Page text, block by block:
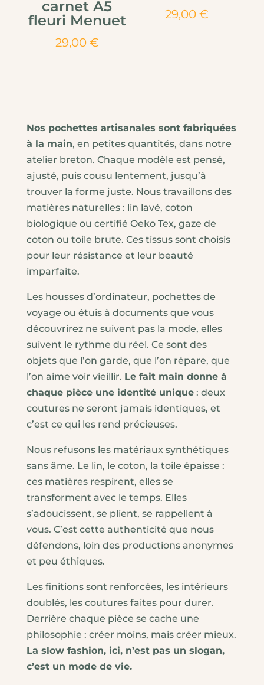
carnet A5
fleuri Menuet
29,00 €
29,00€
Nos pochettes artisanales sont fabriquées
à la main, en petites quantités, dans notre
atelier breton. Chaque modèle est pensé,
ajusté, puis cousu lentement, jusqu’à
trouver la forme juste. Nous travaillons des
matières naturelles : lin lavé, coton
biologique ou certifié Oeko Tex, gaze de
coton ou toile brute. Ces tissus sont choisis
pour leur résistance et leur beauté
imparfaite.
Les housses d’ordinateur, pochettes de
voyage ou étuis à documents que vous
découvrirez ne suivent pas la mode, elles
suivent le rythme du réel. Ce sont des
objets que l’on garde, que l’on répare, que
l’on aime voir vieillir. Le fait main donne à
chaque pièce une identité unique: deux
coutures ne seront jamais identiques, et
c’est ce qui les rend précieuses.
Nous refusons les matériaux synthétiques
sans âme. Le lin, le coton, la toile épaisse :
ces matières respirent, elles se
transforment avec le temps. Elles
s’adoucissent, se plient, se rappellent à
vous. C’est cette authenticité que nous
défendons, loin des productions anonymes
et peu éthiques.
Les finitions sont renforcées, les intérieurs
doublés, les coutures faites pour durer.
Derrière chaque pièce se cache une
philosophie : créer moins, mais créer mieux.
La slow fashion, ici, n’est pas un slogan,
c’est un mode de vie.